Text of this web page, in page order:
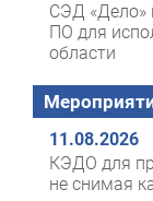
СЭД «Дело»
ПО для
области
11.08.2026
КЭДО для
не снимая